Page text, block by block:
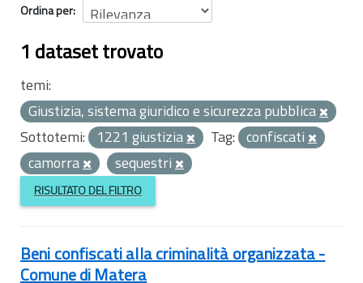
Ordina per
1 dataset trovato
temi:
Giustizia, sistema giuridico e sicurezza pubblica
Sottotemi:
1221 giustizia Tag: confiscati
camorra
sequestri
RISULTATO DEL FILTRO
Beni confiscati alla criminalità organizzata -
Comune di Matera